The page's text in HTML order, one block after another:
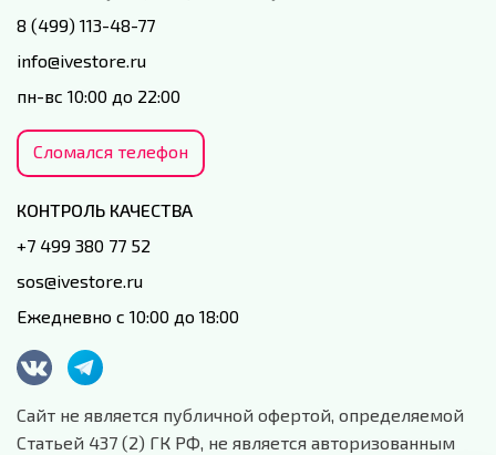
8 (499) 113-48-77
info@ivestore.ru
пн-вс 10:00 до 22:00
Сломался телефон
КОНТРОЛЬ КАЧЕСТВА
+7 499 380 77 52
sos@ivestore.ru
Ежедневно с 10:00 до 18:00
Сайт не является публичной офертой, определяемой
Статьей 437 (2) ГК РФ, не является авторизованным